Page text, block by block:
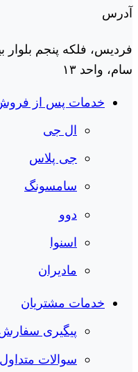
آدرس
فردیس، فلکه پنجم
سام، واحد ۱۳
خدمات پس از
ال جی
جی پلاس
سامسونگ
دوو
اسنوا
مادیران
خدمات مشتریان
پیگیری
سوالات متداول